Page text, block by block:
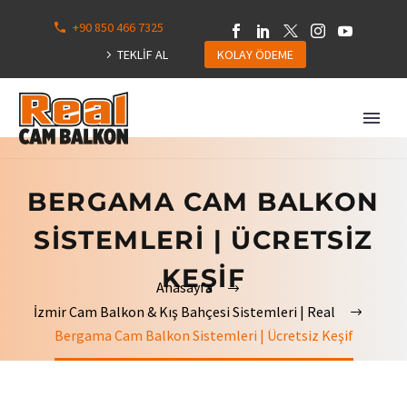
+90 850 466 7325
TEKLİF AL
KOLAY ÖDEME
BERGAMA CAM BALKON
SISTEMLERI | ÜCRETSIZ
KEŞIF
Anasayfa
İzmir Cam Balkon & Kış Bahçesi Sistemleri | Real
Bergama Cam Balkon Sistemleri | Ücretsiz Keşif
113
Hepsini
Göster